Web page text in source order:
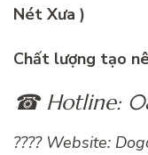
Nét Xưa )
Chất lượng tạo
☎ Hotline:
???? Website: